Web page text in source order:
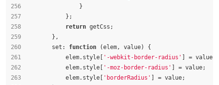
                }
            };
return getCss;
        },
set : function (elem, value) {
            elem.
style '-webkit-border-radius'
] = value;
            elem.
style '-moz-border-radius'
] = value;
            elem.
style 'borderRadius'
] = value;